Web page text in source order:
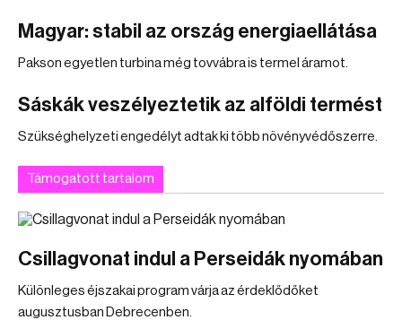
Magyar: stabil az ország energiaellátása
Pakson egyetlen turbina még tovvábra is termel áramot.
Sáskák veszélyeztetik az alföldi termést
Szükséghelyzeti engedélyt adtak ki több növényvédőszerre.
Támogatott tartalom
Csillagvonat indul a Perseidák nyomában
Különleges éjszakai program várja az érdeklődőket
augusztusban Debrecenben.